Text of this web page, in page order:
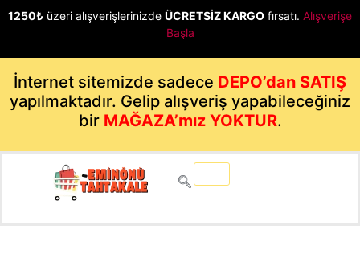
1250₺ üzeri alışverişlerinizde ÜCRETSİZ KARGO fırsatı. Alışverişe
Başla
İnternet sitemizde sadece DEPO’dan SATIŞ
yapılmaktadır. Gelip alışveriş yapabileceğiniz
bir MAĞAZA’mız YOKTUR.